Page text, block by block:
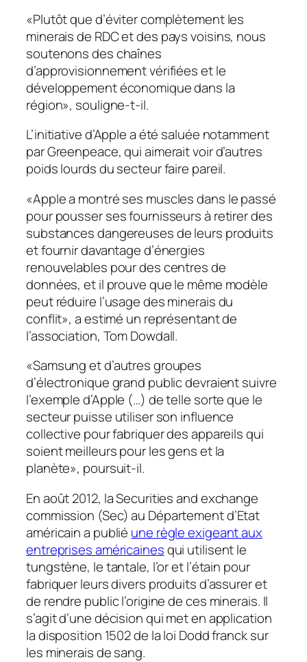
«Plutôt que d’éviter complètement les
minerais de RDC et des pays voisins, nous
soutenons des chaînes
d’approvisionnement vérifiées et le
développement économique dans la
région», souligne-t-il.
L’initiative d’Apple a été saluée notamment
par Greenpeace, qui aimerait voir d’autres
poids lourds du secteur faire pareil.
«Apple a montré ses muscles dans le passé
pour pousser ses fournisseurs à retirer des
substances dangereuses de leurs produits
et fournir davantage d’énergies
renouvelables pour des centres de
données, et il prouve que le même modèle
peut réduire l’usage des minerais du
conflit», a estimé un représentant de
l’association, Tom Dowdall.
«Samsung et d’autres groupes
d’électronique grand public devraient suivre
l’exemple d’Apple (…) de telle sorte que le
secteur puisse utiliser son influence
collective pour fabriquer des appareils qui
soient meilleurs pour les gens et la
planète», poursuit-il.
En août 2012, la Securities and exchange
commission (Sec) au Département d’Etat
américain a publié une règle exigeant aux
entreprises américainesqui utilisent le
tungstène, le tantale, l’or et l’étain pour
fabriquer leurs divers produits d’assurer et
de rendre public l’origine de ces minerais. Il
s’agit d’une décision qui met en application
la disposition 1502 de la loi Dodd franck sur
les minerais de sang.